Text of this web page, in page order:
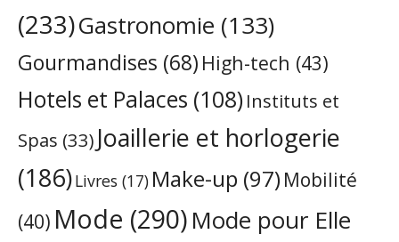
(233)Gastronomie (133)
Gourmandises (68) High-tech (43)
Hotels et Palaces (108) Instituts et
Spas (33) Joaillerie et horlogerie
(186)Livres (17) Make-up (97) Mobilité
(40) Mode (290)Mode pour Elle